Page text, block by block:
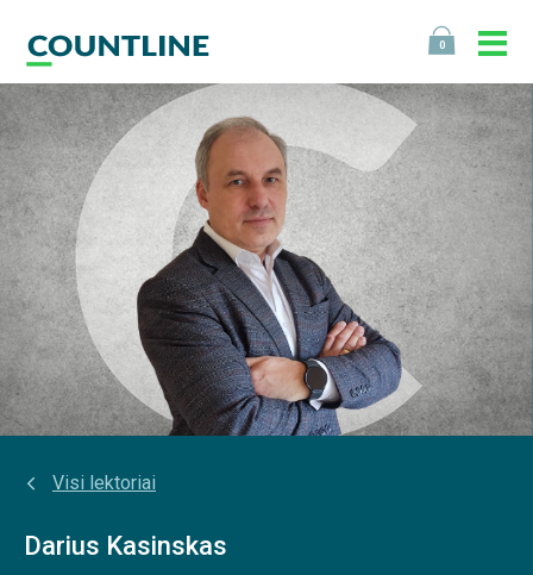
0
Visi lektoriai
Darius Kasinskas